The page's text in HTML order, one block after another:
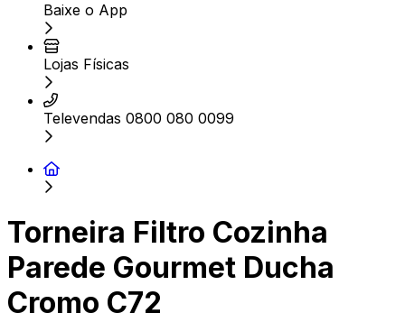
Baixe o App
Lojas Físicas
Televendas 0800 080 0099
Torneira Filtro Cozinha
Parede Gourmet Ducha
Cromo C72